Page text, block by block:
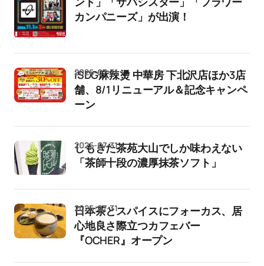
カンパニーズ」が出演！
iSDG麻辣燙 中華房 下北沢店ほか3店
舗、8/1リニューアル＆記念キャンペ
ーン
2026-07-31
しもきた茶苑大山でしか味わえない
「茶師十段の濃厚抹茶ソフト」
2026-07-31
日本茶とスパイスにフォーカス、居
心地良さ際立つカフェバー
『OCHER』オープン
2026-07-31